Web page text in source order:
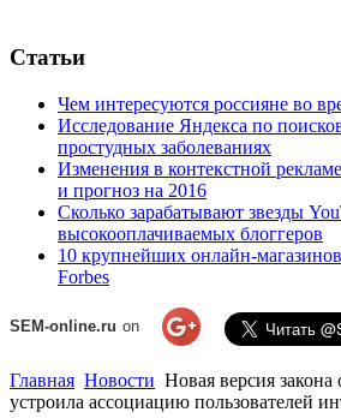
Статьи
Чем интересуются россияне во
Исследование Яндекса по
простудных заболеваниях
Изменения в контекстной
и прогноз на 2016
Сколько зарабатывают звезды
высокооплачиваемых блоггеров
10 крупнейших онлайн-
Forbes
SEM-online.ru on
Главная Новости Новая версия закона
устроила ассоциацию пользователей